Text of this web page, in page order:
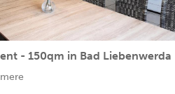
- 150qm in Bad Liebenwerda